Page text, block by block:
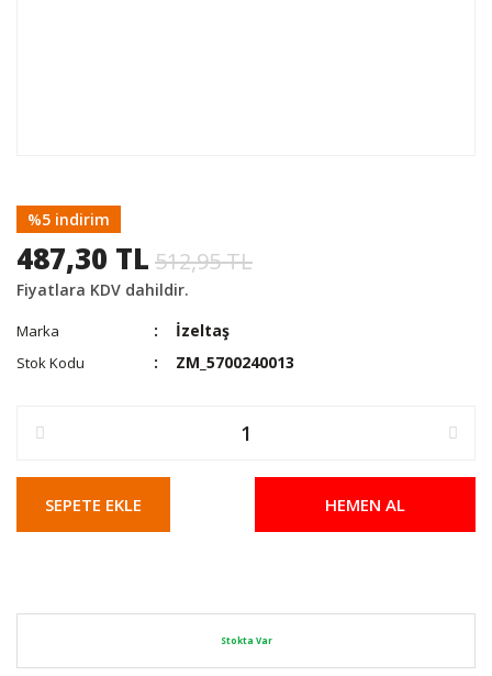
%5 indirim
487,30 TL 512,95 TL
Fiyatlara KDV dahildir.
Marka İzeltaş
Stok Kodu ZM_5700240013
SEPETE EKLE HEMEN AL
Stokta Var